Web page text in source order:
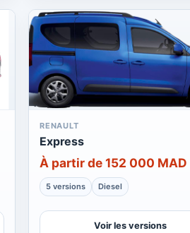
RENAULT
Express
À partir de 152 000 MAD
5 versions Diesel
Voir les versions